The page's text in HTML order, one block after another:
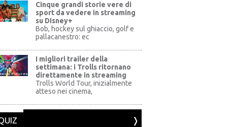
Cinque grandi storie vere di
sport da vedere in streaming
su DIsney+
Bob, hockey sul ghiaccio, golf e
pallacanestro: ec
Pictures
I migliori trailer della
settimana: i Trolls ritornano
direttamente in streaming
Trolls World Tour, inizialmente
atteso nei cinema,